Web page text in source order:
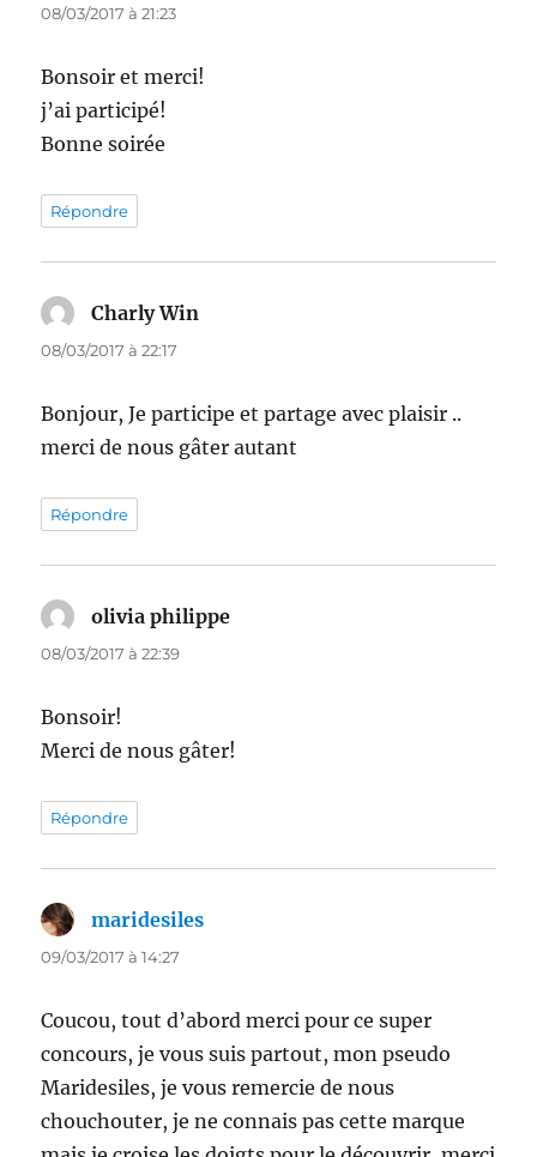
08/03/2017 à 21:23
Bonsoir et merci!
j’ai participé!
Bonne soirée
Répondre
Charly Win
08/03/2017 à 22:17
Bonjour, Je participe et partage avec plaisir ..
merci de nous gâter autant
Répondre
olivia philippe
08/03/2017 à 22:39
Bonsoir!
Merci de nous gâter!
Répondre
maridesiles
09/03/2017 à 14:27
Coucou, tout d’abord merci pour ce super
concours, je vous suis partout, mon pseudo
Maridesiles, je vous remercie de nous
chouchouter, je ne connais pas cette marque